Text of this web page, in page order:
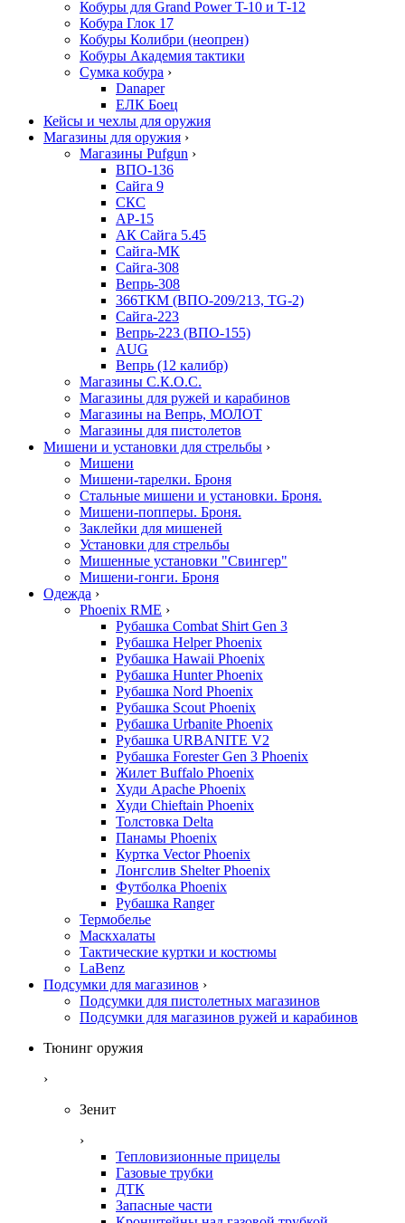
Кобуры для Grand Power T-10 и Т-12
Кобура Глок 17
Кобуры Колибри (неопрен)
Кобуры Академия тактики
Сумка кобура ›
Danaper
ЕЛК Боец
Кейсы и чехлы для оружия
Магазины для оружия ›
Магазины Pufgun ›
ВПО-136
Сайга 9
СКС
АР-15
АК Сайга 5.45
Сайга-МК
Сайга-308
Вепрь-308
366ТКМ (ВПО-209/213, TG-2)
Сайга-223
Вепрь-223 (ВПО-155)
AUG
Вепрь (12 калибр)
Магазины С.К.О.С.
Магазины для ружей и карабинов
Магазины на Вепрь, МОЛОТ
Магазины для пистолетов
Мишени и установки для стрельбы ›
Мишени
Мишени-тарелки. Броня
Стальные мишени и установки. Броня.
Мишени-попперы. Броня.
Заклейки для мишеней
Установки для стрельбы
Мишенные установки "Свингер"
Мишени-гонги. Броня
Одежда ›
Phoenix RME ›
Рубашка Combat Shirt Gen 3
Рубашка Helper Phoenix
Рубашка Hawaii Phoenix
Рубашка Hunter Phoenix
Рубашка Nord Phoenix
Рубашка Scout Phoenix
Рубашка Urbanite Phoenix
Рубашка URBANITE V2
Рубашка Forester Gen 3 Phoenix
Жилет Buffalo Phoenix
Худи Apache Phoenix
Худи Chieftain Phoenix
Толстовка Delta
Панамы Phoenix
Куртка Vector Phoenix
Лонгслив Shelter Phoenix
Футболка Phoenix
Рубашка Ranger
Термобелье
Маскхалаты
Тактические куртки и костюмы
LaBenz
Подсумки для магазинов ›
Подсумки для пистолетных магазинов
Подсумки для магазинов ружей и карабинов
Тюнинг оружия
›
Зенит
›
Тепловизионные прицелы
Газовые трубки
ДТК
Запасные части